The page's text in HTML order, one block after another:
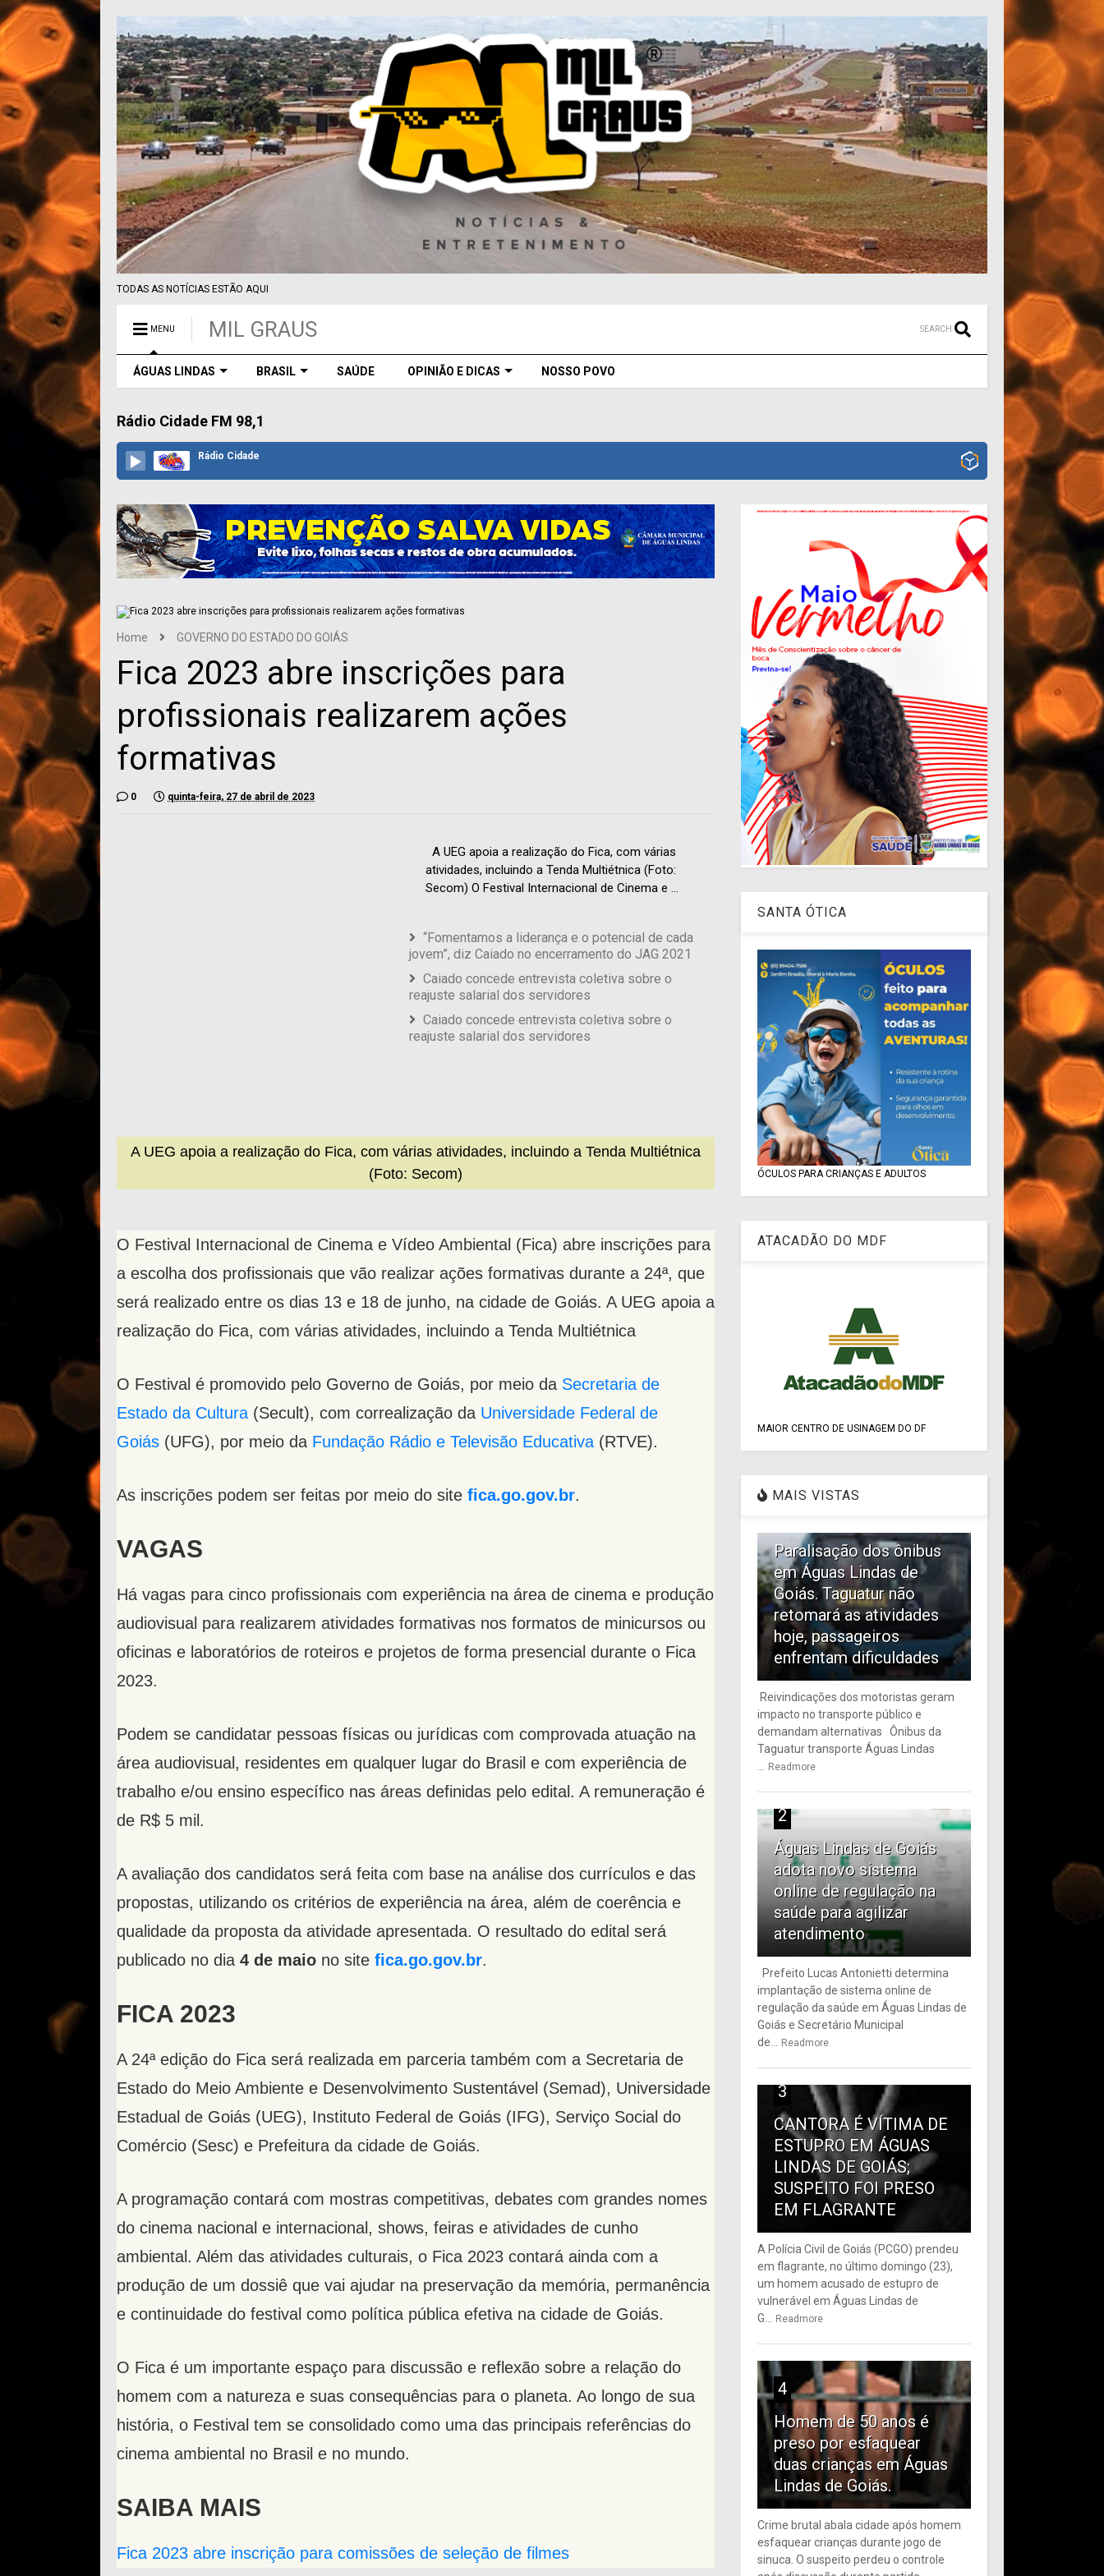
TODAS AS NOTÍCIAS ESTÃO AQUI
MENU MIL GRAUS SEARCH
ÁGUAS LINDAS BRASIL SAÚDE OPINIÃO E DICAS NOSSO POVO
Rádio Cidade FM 98,1
Rádio Cidade
Home GOVERNO DO ESTADO DO GOIÁS
Fica 2023 abre inscrições para
profissionais realizarem ações
formativas
0 quinta-feira, 27 de abril de 2023
A UEG apoia a realização do Fica, com várias
atividades, incluindo a Tenda Multiétnica (Foto:
Secom) O Festival Internacional de Cinema e ...
“Fomentamos a liderança e o potencial de cada
jovem”, diz Caiado no encerramento do JAG 2021
Caiado concede entrevista coletiva sobre o
reajuste salarial dos servidores
Caiado concede entrevista coletiva sobre o
reajuste salarial dos servidores
A UEG apoia a realização do Fica, com várias atividades, incluindo a Tenda Multiétnica
(Foto: Secom)
O Festival Internacional de Cinema e Vídeo Ambiental (Fica) abre inscrições para
a escolha dos profissionais que vão realizar ações formativas durante a 24ª, que
será realizado entre os dias 13 e 18 de junho, na cidade de Goiás. A UEG apoia a
realização do Fica, com várias atividades, incluindo a Tenda Multiétnica
O Festival é promovido pelo Governo de Goiás, por meio da Secretaria de
Estado da Cultura (Secult), com correalização da Universidade Federal de
Goiás (UFG), por meio da Fundação Rádio e Televisão Educativa (RTVE).
As inscrições podem ser feitas por meio do site fica.go.gov.br.
VAGAS
Há vagas para cinco profissionais com experiência na área de cinema e produção
audiovisual para realizarem atividades formativas nos formatos de minicursos ou
oficinas e laboratórios de roteiros e projetos de forma presencial durante o Fica
2023.
Podem se candidatar pessoas físicas ou jurídicas com comprovada atuação na
área audiovisual, residentes em qualquer lugar do Brasil e com experiência de
trabalho e/ou ensino específico nas áreas definidas pelo edital. A remuneração é
de R$ 5 mil.
A avaliação dos candidatos será feita com base na análise dos currículos e das
propostas, utilizando os critérios de experiência na área, além de coerência e
qualidade da proposta da atividade apresentada. O resultado do edital será
publicado no dia 4 de maio no site fica.go.gov.br.
FICA 2023
A 24ª edição do Fica será realizada em parceria também com a Secretaria de
Estado do Meio Ambiente e Desenvolvimento Sustentável (Semad), Universidade
Estadual de Goiás (UEG), Instituto Federal de Goiás (IFG), Serviço Social do
Comércio (Sesc) e Prefeitura da cidade de Goiás.
A programação contará com mostras competitivas, debates com grandes nomes
do cinema nacional e internacional, shows, feiras e atividades de cunho
ambiental. Além das atividades culturais, o Fica 2023 contará ainda com a
produção de um dossiê que vai ajudar na preservação da memória, permanência
e continuidade do festival como política pública efetiva na cidade de Goiás.
O Fica é um importante espaço para discussão e reflexão sobre a relação do
homem com a natureza e suas consequências para o planeta. Ao longo de sua
história, o Festival tem se consolidado como uma das principais referências do
cinema ambiental no Brasil e no mundo.
SAIBA MAIS
Fica 2023 abre inscrição para comissões de seleção de filmes
SANTA ÓTICA
ÓCULOS PARA CRIANÇAS E ADULTOS
ATACADÃO DO MDF
MAIOR CENTRO DE USINAGEM DO DF
MAIS VISTAS
Paralisação dos ônibus
em Águas Lindas de
Goiás. Taguatur não
retomará as atividades
hoje, passageiros
enfrentam dificuldades
Reivindicações dos motoristas geram
impacto no transporte público e
demandam alternativas Ônibus da
Taguatur transporte Águas Lindas
Readmore
2
Águas Lindas de Goiás
adota novo sistema
online de regulação na
saúde para agilizar
atendimento
Prefeito Lucas Antonietti determina
implantação de sistema online de
regulação da saúde em Águas Lindas de
Goiás e Secretário Municipal
de...
Readmore
3
CANTORA É VÍTIMA DE
ESTUPRO EM ÁGUAS
LINDAS DE GOIÁS;
SUSPEITO FOI PRESO
EM FLAGRANTE
A Polícia Civil de Goiás (PCGO) prendeu
em flagrante, no último domingo (23),
um homem acusado de estupro de
vulnerável em Águas Lindas de
G...
Readmore
4
Homem de 50 anos é
preso por esfaquear
duas crianças em Águas
Lindas de Goiás.
Crime brutal abala cidade após homem
esfaquear crianças durante jogo de
sinuca. O suspeito perdeu o controle